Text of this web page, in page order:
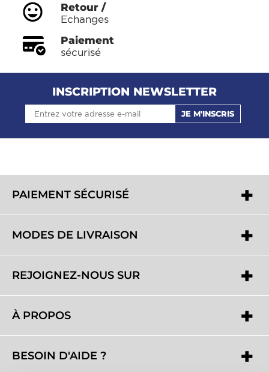
Retour /
Echanges
Paiement
sécurisé
INSCRIPTION NEWSLETTER
JE M'INSCRIS
PAIEMENT SÉCURISÉ
MODES DE LIVRAISON
REJOIGNEZ-NOUS SUR
À PROPOS
BESOIN D'AIDE ?